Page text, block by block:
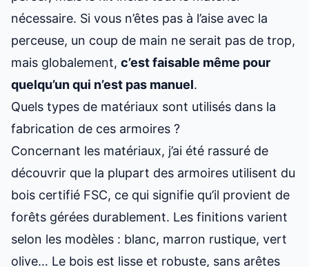
nécessaire. Si vous n’êtes pas à l’aise avec la
perceuse, un coup de main ne serait pas de trop,
mais globalement, c’est faisable même pour
quelqu’un qui n’est pas manuel.
Quels types de matériaux sont utilisés dans la
fabrication de ces armoires ?
Concernant les matériaux, j’ai été rassuré de
découvrir que la plupart des armoires utilisent du
bois certifié FSC, ce qui signifie qu’il provient de
forêts gérées durablement. Les finitions varient
selon les modèles : blanc, marron rustique, vert
olive… Le bois est lisse et robuste, sans arêtes